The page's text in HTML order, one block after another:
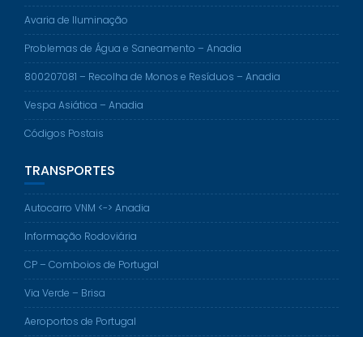
Avaria de Iluminação
Problemas de Água e Saneamento – Anadia
800207081 – Recolha de Monos e Resíduos – Anadia
Vespa Asiática – Anadia
Códigos Postais
TRANSPORTES
Autocarro VNM <-> Anadia
Informação Rodoviária
CP – Comboios de Portugal
Via Verde – Brisa
Aeroportos de Portugal